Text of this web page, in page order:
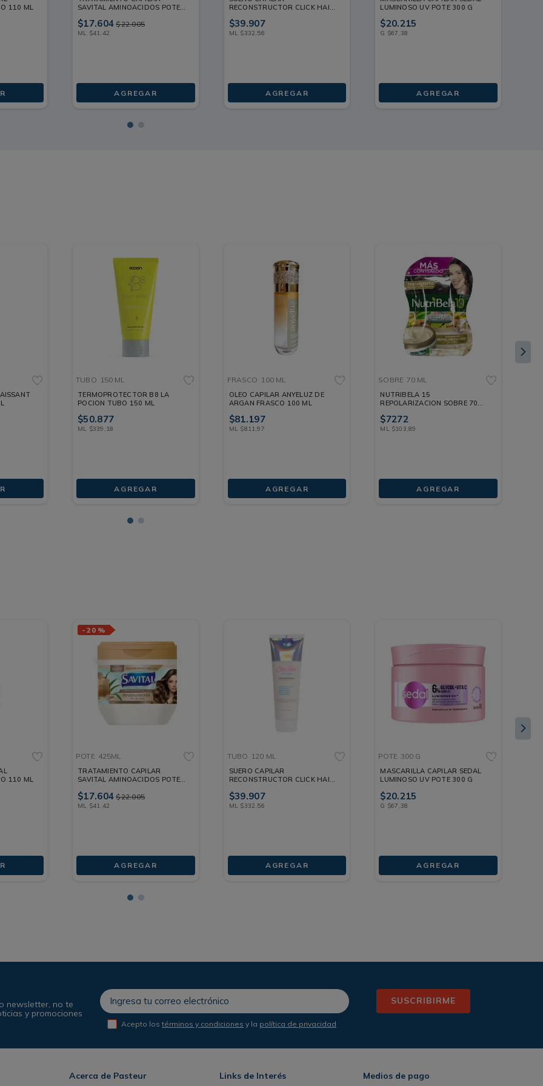
110 ML
SAVITAL AMINOACIDOS POTE
$17.604 $22.005
ML $41,42
AGREGAR
RECONSTRUCTOR CLICK HAIR
$39.907
ML $332,56
AGREGAR
LUMINOSO UV POTE 300 G
$20.215
G $67, 38
AGREGAR
TUBO 150 ML
TERMOPROTECTOR B8 LA
POCION TUBO 150 ML
$50.877
ML $339 ,18
AGREGAR
FRASCO 100 ML
OLEO CAPILAR ANYELUZ DE
ARGAN FRASCO 100 ML
$81.197
ML $811,97
AGREGAR
SOBRE 70 ML
NUTRIBELA 15
REPOLARIZACION SOBRE 70
$7272
ML $103,89
AGREGAR
110 ML
- 20 %
POTE 425ML
TRATAMIENTO CAPILAR
SAVITAL AMINOACIDOS POTE
$17.604 $22.005
ML $41 42
AGREGAR
TUBO 120 ML
SUERO CAPILAR
RECONSTRUCTOR CLICK HAIR
$39.907
ML $332 56
AGREGAR
POTE 300 G
MASCARILLA CAPILAR SEDAL
LUMINOSO UV POTE 300 G
$20.215
G $67 38
AGREGAR
newsletter, no te
y promociones
SUSCRIBIRME
Acepto lostérminos y condiciones y la política de privacidad
Acerca de Pasteur Links de Interés Medios de pago